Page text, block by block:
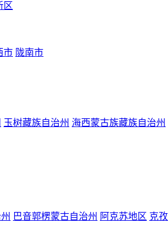
区
市 陇南市
玉树藏族自治州 海西蒙古族藏族自治州
巴音郭楞蒙古自治州 阿克苏地区 克